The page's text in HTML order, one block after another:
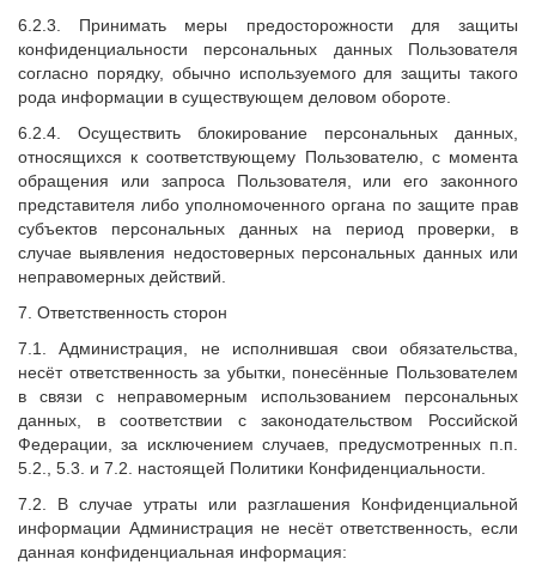
6.2.3. Принимать меры предосторожности для защиты
конфиденциальности персональных данных Пользователя
согласно порядку, обычно используемого для защиты такого
рода информации в существующем деловом обороте.
6.2.4. Осуществить блокирование персональных данных,
относящихся к соответствующему Пользователю, с момента
обращения или запроса Пользователя, или его законного
представителя либо уполномоченного органа по защите прав
субъектов персональных данных на период проверки, в
случае выявления недостоверных персональных данных или
неправомерных действий.
7. Ответственность сторон
7.1. Администрация, не исполнившая свои обязательства,
несёт ответственность за убытки, понесённые Пользователем
в связи с неправомерным использованием персональных
данных, в соответствии с законодательством Российской
Федерации, за исключением случаев, предусмотренных п.п.
5.2., 5.3. и 7.2. настоящей Политики Конфиденциальности.
7.2. В случае утраты или разглашения Конфиденциальной
информации Администрация не несёт ответственность, если
данная конфиденциальная информация: